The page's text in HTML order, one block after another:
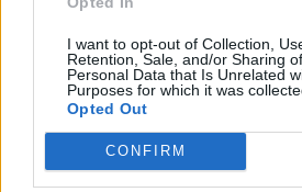
I want to opt-out of Collection,
Retention, Sale, and/or Sharing
Personal Data that Is Unrelated
Purposes for which it was
Opted Out
CONFIRM
klausimo, ar yra dainininkės
gerbėja, Karina išsisuko.
nesvarbu. Reikia, ir viskas“.
Karina Krysko-Skambinė